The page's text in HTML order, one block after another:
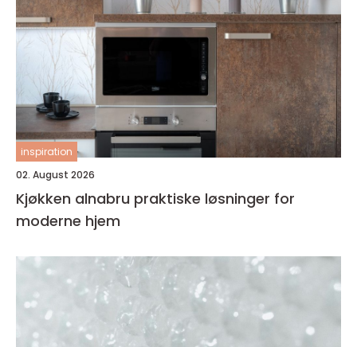
inspiration
02. August 2026
Kjøkken alnabru praktiske løsninger for
moderne hjem